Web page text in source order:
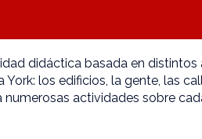
didáctica basada en distintos
York: los edificios, la gente, las
numerosas actividades sobre